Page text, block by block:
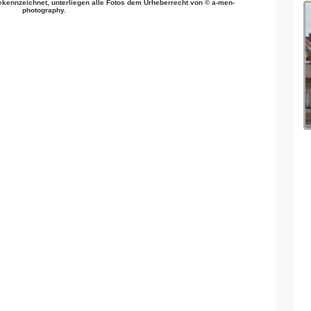
unterliegen alle Fotos dem Urheberrecht von © a-men-
photography.